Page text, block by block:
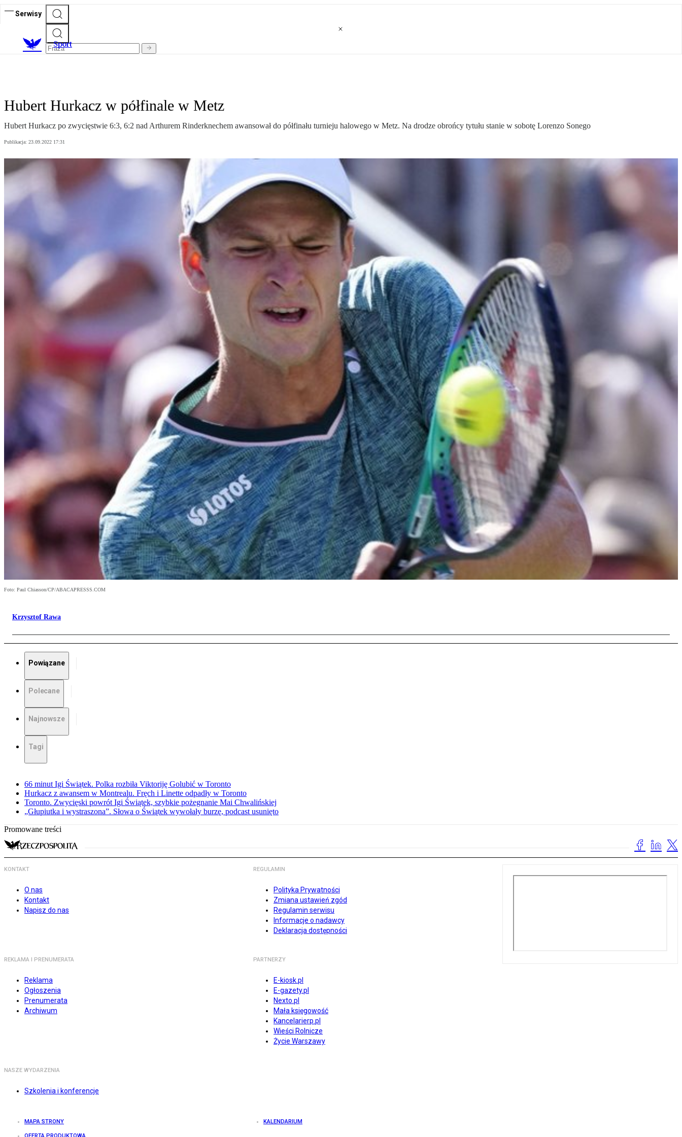
Serwisy
Sport
Hubert Hurkacz w półfinale w Metz
Hubert Hurkacz po zwycięstwie 6:3, 6:2 nad Arthurem Rinderknechem awansował do półfinału turnieju halowego w Metz. Na drodze obrońcy tytułu stanie w sobotę Lorenzo Sonego
Publikacja: 23.09.2022 17:31
Foto: Paul Chiasson/CP/ABACAPRESSS.COM
Krzysztof Rawa
Powiązane
Polecane
Najnowsze
Tagi
66 minut Igi Świątek. Polka rozbiła Viktoriję Golubić w Toronto
Hurkacz z awansem w Montrealu. Fręch i Linette odpadły w Toronto
Toronto. Zwycięski powrót Igi Świątek, szybkie pożegnanie Mai Chwalińskiej
„Głupiutka i wystraszona”. Słowa o Świątek wywołały burzę, podcast usunięto
Promowane treści
KONTAKT
O nas
Kontakt
Napisz do nas
REGULAMIN
Polityka Prywatności
Zmiana ustawień zgód
Regulamin serwisu
Informacje o nadawcy
Deklaracja dostępności
REKLAMA I PRENUMERATA
Reklama
Ogłoszenia
Prenumerata
Archiwum
PARTNERZY
E-kiosk.pl
E-gazety.pl
Nexto.pl
Mała księgowość
Kancelarierp.pl
Wieści Rolnicze
Życie Warszawy
NASZE WYDARZENIA
Szkolenia i konferencje
MAPA STRONY KALENDARIUM